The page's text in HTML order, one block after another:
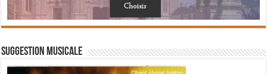
Suggestion musicale